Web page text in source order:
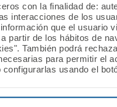
con la finalidad de:
interacciones de los
que el usuario
partir de los hábitos de
También podrá
para permitir el
usando el
en
una
19
AMA
Lucha